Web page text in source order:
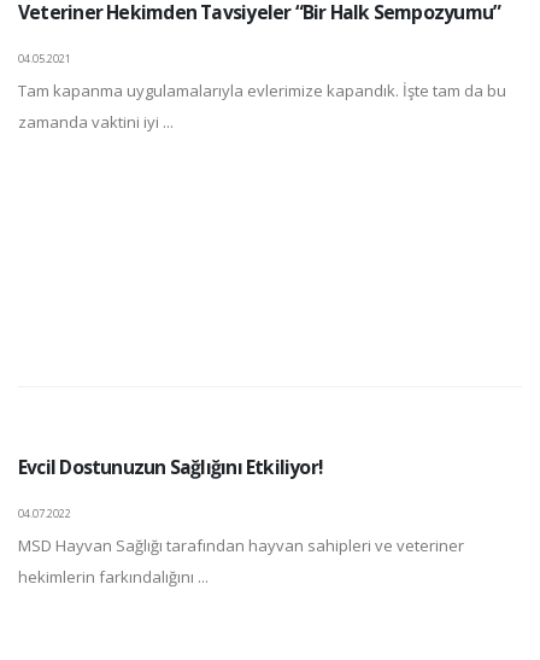
Veteriner Hekimden Tavsiyeler “Bir Halk Sempozyumu”
04.05.2021
Tam kapanma uygulamalarıyla evlerimize kapandık. İşte tam da bu
zamanda vaktini iyi ...
Evcil Dostunuzun Sağlığını Etkiliyor!
04.07.2022
MSD Hayvan Sağlığı tarafından hayvan sahipleri ve veteriner
hekimlerin farkındalığını ...